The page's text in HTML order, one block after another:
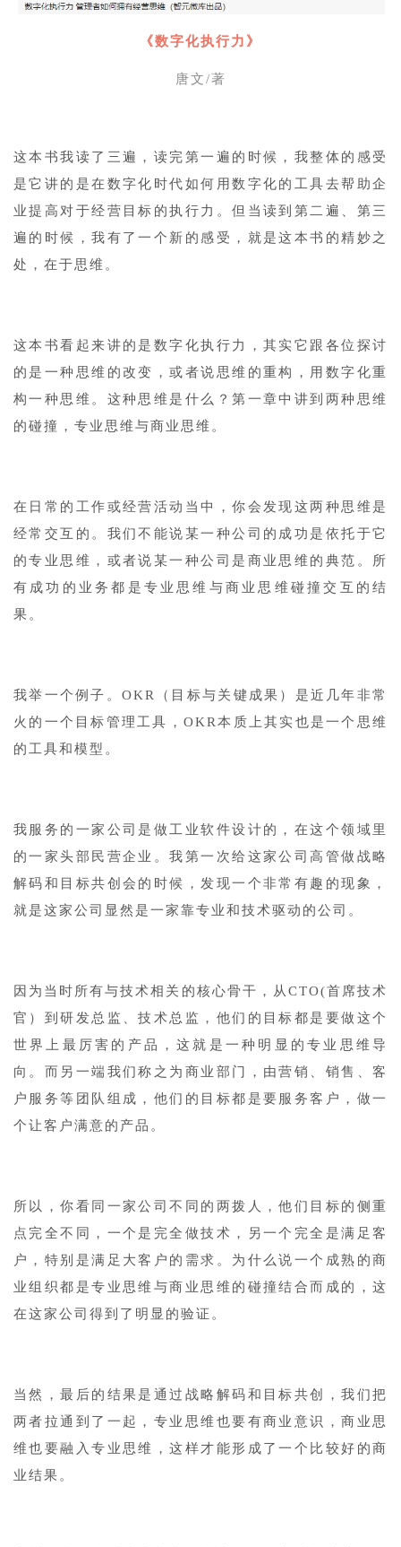
《数字化执行力》
唐文/著
这本书我读了三遍，读完第一遍的时候，我整体的感受
是它讲的是在数字化时代如何用数字化的工具去帮助企
业提高对于经营目标的执行力。但当读到第二遍、第三
遍的时候，我有了一个新的感受，就是这本书的精妙之
处，在于思维。
这本书看起来讲的是数字化执行力，其实它跟各位探讨
的是一种思维的改变，或者说思维的重构，用数字化重
构一种思维。这种思维是什么？第一章中讲到两种思维
的碰撞，专业思维与商业思维。
在日常的工作或经营活动当中，你会发现这两种思维是
经常交互的。我们不能说某一种公司的成功是依托于它
的专业思维，或者说某一种公司是商业思维的典范。所
有成功的业务都是专业思维与商业思维碰撞交互的结
果。
我举一个例子。OKR（目标与关键成果）是近几年非常
火的一个目标管理工具，OKR本质上其实也是一个思维
的工具和模型。
我服务的一家公司是做工业软件设计的，在这个领域里
的一家头部民营企业。我第一次给这家公司高管做战略
解码和目标共创会的时候，发现一个非常有趣的现象，
就是这家公司显然是一家靠专业和技术驱动的公司。
因为当时所有与技术相关的核心骨干，从CTO(首席技术
官）到研发总监、技术总监，他们的目标都是要做这个
世界上最厉害的产品，这就是一种明显的专业思维导
向。而另一端我们称之为商业部门，由营销、销售、客
户服务等团队组成，他们的目标都是要服务客户，做一
个让客户满意的产品。
所以，你看同一家公司不同的两拨人，他们目标的侧重
点完全不同，一个是完全做技术，另一个完全是满足客
户，特别是满足大客户的需求。为什么说一个成熟的商
业组织都是专业思维与商业思维的碰撞结合而成的，这
在这家公司得到了明显的验证。
当然，最后的结果是通过战略解码和目标共创，我们把
两者拉通到了一起，专业思维也要有商业意识，商业思
维也要融入专业思维，这样才能形成了一个比较好的商
业结果。